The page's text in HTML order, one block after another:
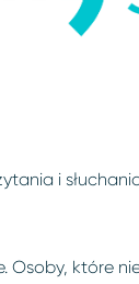
i
które